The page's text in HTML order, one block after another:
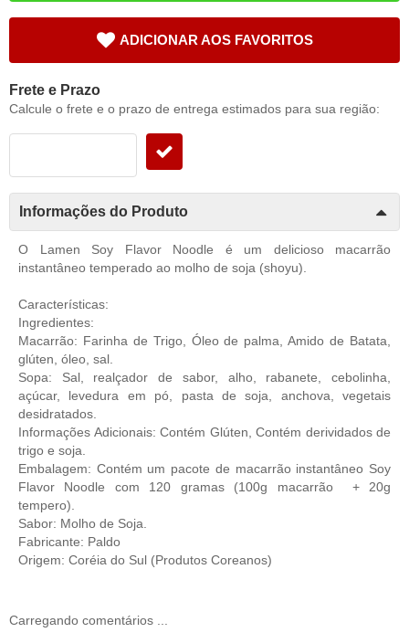
ADICIONAR AOS FAVORITOS
Frete e Prazo
Calcule o frete e o prazo de entrega estimados para sua região:
Informações do Produto
O Lamen Soy Flavor Noodle é um delicioso macarrão
instantâneo temperado ao molho de soja (shoyu).
Características:
Ingredientes:
Macarrão: Farinha de Trigo, Óleo de palma, Amido de Batata,
glúten, óleo, sal.
Sopa: Sal, realçador de sabor, alho, rabanete, cebolinha,
açúcar, levedura em pó, pasta de soja, anchova, vegetais
desidratados.
Informações Adicionais: Contém Glúten, Contém derividados de
trigo e soja.
Embalagem: Contém um pacote de macarrão instantâneo Soy
Flavor Noodle com 120 gramas (100g macarrão + 20g
tempero).
Sabor: Molho de Soja.
Fabricante: Paldo
Origem: Coréia do Sul (Produtos Coreanos)
Carregando comentários ...